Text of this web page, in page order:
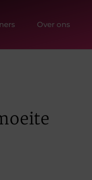
Over ons